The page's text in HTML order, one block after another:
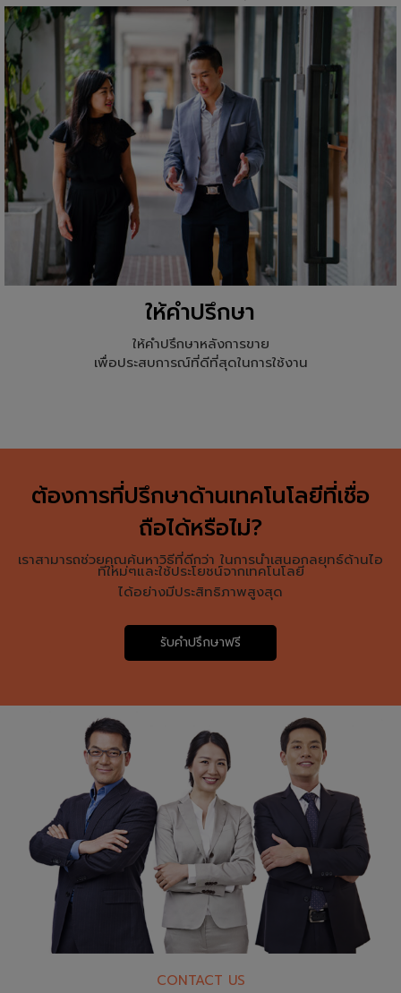
ให้คำปรึกษา
ให้คำปรึกษาหลังการขาย
เพื่อประสบการณ์ที่ดีที่สุดในการใช้งาน
ต้องการที่ปรึกษาด้านเทคโนโลยีที่เชื่อ
ถือได้หรือไม่?
เราสามารถช่วยคุณค้นหาวิธีที่ดีกว่า ในการนำเสนอกลยุทธ์ด้านไอ
ทีใหม่ๆและใช้ประโยชน์จากเทคโนโลยี
ได้อย่างมีประสิทธิภาพสูงสุด
รับคำปรึกษาฟรี
CONTACT US